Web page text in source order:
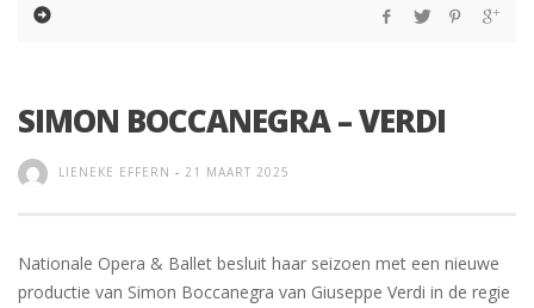
SIMON BOCCANEGRA – VERDI
LIENEKE EFFERN - 21 MAART 2025
Nationale Opera & Ballet besluit haar seizoen met een nieuwe
productie van Simon Boccanegra van Giuseppe Verdi in de regie